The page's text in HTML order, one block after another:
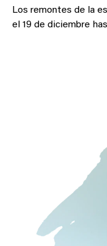
Los remontes de la
el 19 de diciembre